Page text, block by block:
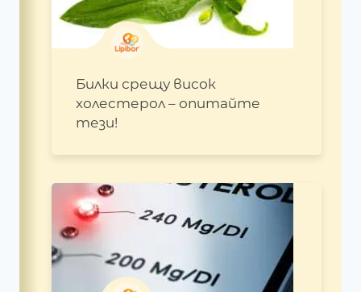
Билки срещу висок
холестерол – опитайте
тези!